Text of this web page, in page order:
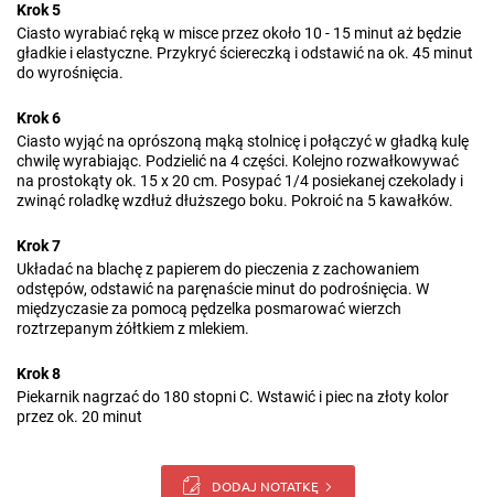
Krok 5
Ciasto wyrabiać ręką w misce przez około 10 - 15 minut aż będzie
gładkie i elastyczne. Przykryć ściereczką i odstawić na ok. 45 minut
do wyrośnięcia.
Krok 6
Ciasto wyjąć na oprószoną mąką stolnicę i połączyć w gładką kulę
chwilę wyrabiając. Podzielić na 4 części. Kolejno rozwałkowywać
na prostokąty ok. 15 x 20 cm. Posypać 1/4 posiekanej czekolady i
zwinąć roladkę wzdłuż dłuższego boku. Pokroić na 5 kawałków.
Krok 7
Układać na blachę z papierem do pieczenia z zachowaniem
odstępów, odstawić na paręnaście minut do podrośnięcia. W
międzyczasie za pomocą pędzelka posmarować wierzch
roztrzepanym żółtkiem z mlekiem.
Krok 8
Piekarnik nagrzać do 180 stopni C. Wstawić i piec na złoty kolor
przez ok. 20 minut
DODAJ NOTATKĘ